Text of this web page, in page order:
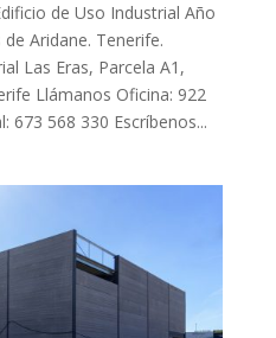
de Uso Industrial Año
Aridane. Tenerife.
Las Eras, Parcela A1,
Llámanos Oficina: 922
673 568 330 Escríbenos...